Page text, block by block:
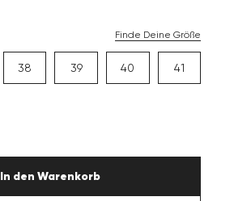
Finde Deine Größe
38 39 40 41
In den Warenkorb